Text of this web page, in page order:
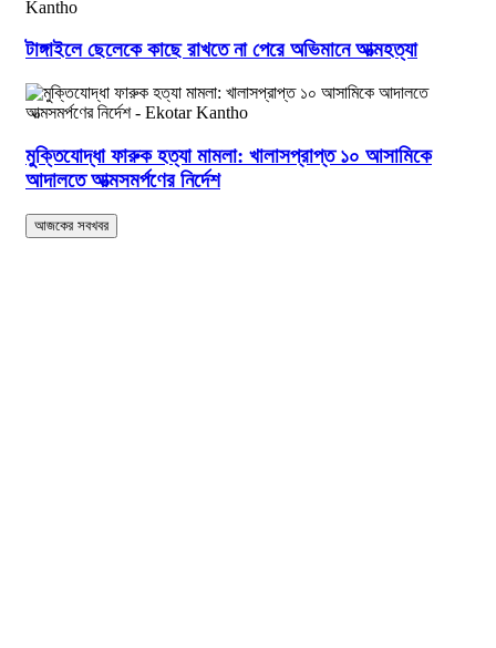
টাঙ্গাইলে ছেলেকে কাছে রাখতে না পেরে অভিমানে আত্মহত্যা
মুক্তিযোদ্ধা ফারুক হত্যা মামলা: খালাসপ্রাপ্ত ১০ আসামিকে
আদালতে আত্মসমর্পণের নির্দেশ